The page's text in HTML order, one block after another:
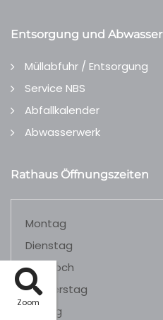
Zoom
Entsorgung und Abwasser
Müllabfuhr / Entsorgung
Service NBS
Abfallkalender
Abwasserwerk
Rathaus Öffnungszeiten
Montag
Dienstag
Mittwoch
Donnerstag
Freitag